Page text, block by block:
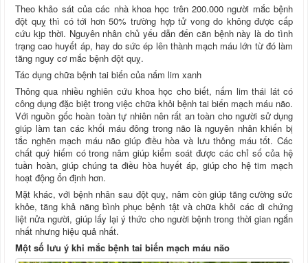
Theo khảo sát của các nhà khoa học trên 200.000 người mắc bệnh
đột quỵ thì có tới hơn 50% trường hợp tử vong do không được cấp
cứu kịp thời. Nguyên nhân chủ yếu dẫn đến căn bệnh này là do tình
trạng cao huyết áp, hay do sức ép lên thành mạch máu lớn từ đó làm
tăng nguy cơ mắc bệnh đột quỵ.
Tác dụng chữa bệnh tai biến của nấm lim xanh
Thông qua nhiều nghiên cứu khoa học cho biết, nấm lim thái lát có
công dụng đặc biệt trong việc chữa khỏi bệnh tai biến mạch máu não.
Với nguồn gốc hoàn toàn tự nhiên nên rất an toàn cho người sử dụng
giúp làm tan các khối máu đông trong não là nguyên nhân khiến bị
tắc nghẽn mạch máu não giúp điều hòa và lưu thông máu tốt. Các
chất quý hiếm có trong nâm giúp kiểm soát được các chỉ số của hệ
tuần hoàn, giúp chúng ta điều hòa huyết áp, giúp cho hệ tim mạch
hoạt động ổn định hơn.
Mặt khác, với bệnh nhân sau đột quỵ, nâm còn giúp tăng cường sức
khỏe, tăng khả năng bình phục bệnh tật và chữa khỏi các di chứng
liệt nửa người, giúp lấy lại ý thức cho người bệnh trong thời gian ngắn
nhất nhưng hiệu quả nhất.
Một số lưu ý khi mắc bệnh tai biến mạch máu não